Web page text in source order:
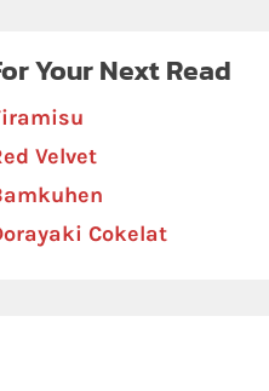
Your Next Read
Velvet
Cokelat